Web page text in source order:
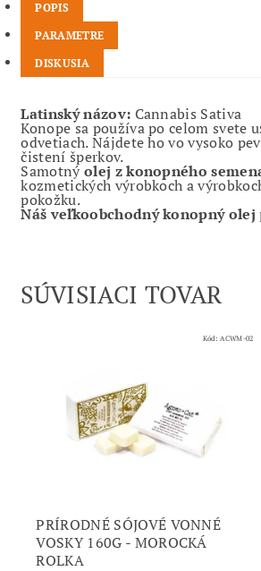
POPIS
PARAMETRE
DISKUSIA
Latinský názov: Cannabis Sativa
Konope sa používa po celom svete
odvetiach. Nájdete ho vo vysoko
čistení šperkov.
Samotný olej z konopného
kozmetických výrobkoch a
pokožku.
Náš veľkoobchodný konopný olej
SÚVISIACI TOVAR
Kód: ACWM-02
PRÍRODNÉ SÓJOVÉ VONNÉ
VOSKY 160G - MOROCKÁ
ROLKA